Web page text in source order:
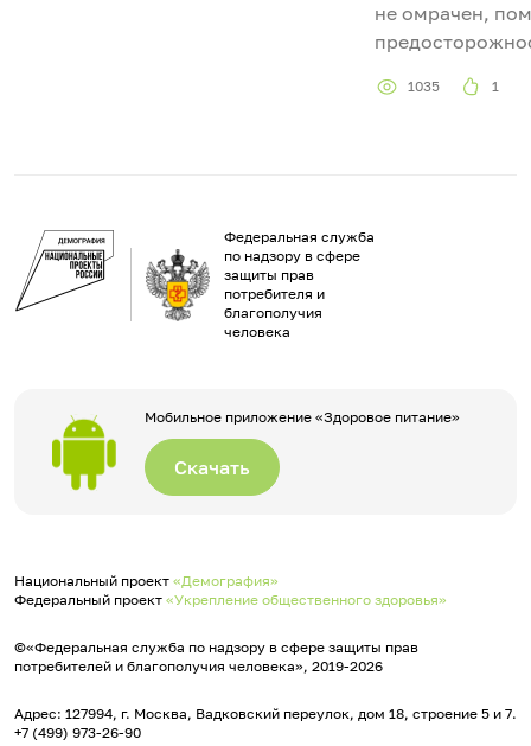
не омрачен,
1035 1
Федеральная служба
по надзору в сфере
защиты прав
потребителя и
благополучия
человека
Мобильное приложение «Здоровое питание»
Скачать
Национальный проект «Демография»
Федеральный проект «Укрепление общественного здоровья»
©«Федеральная служба по надзору в сфере защиты прав
потребителей и благополучия человека», 2019-2026
Адрес: 127994, г. Москва, Вадковский переулок, дом 18, строение 5 и 7.
+7 (499) 973-26-90